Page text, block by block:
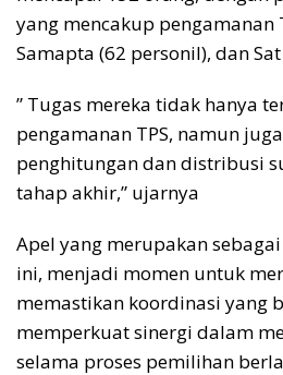
yang mencakup pengamanan
Samapta (62 personil), dan
” Tugas mereka tidak hanya
pengamanan TPS, namun
penghitungan dan distribusi
tahap akhir,” ujarnya
Apel yang merupakan
ini, menjadi momen untuk
memastikan koordinasi yang
memperkuat sinergi dalam
selama proses pemilihan